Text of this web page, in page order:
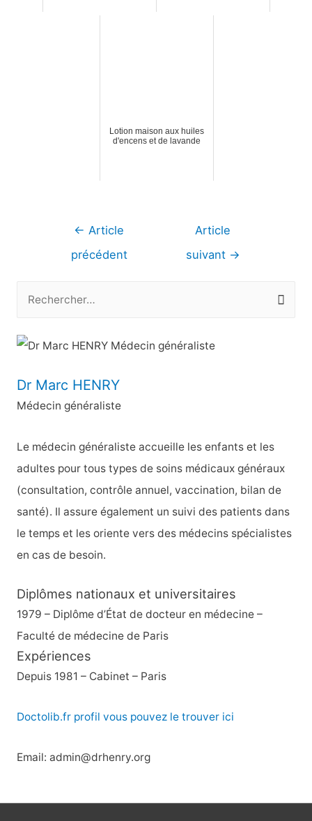
Lotion maison aux huiles
d'encens et de lavande
Navigation
← Article
précédent
Article
suivant →
c
e
r
h
e
r
:
Dr Marc HENRY
Médecin généraliste
Le médecin généraliste accueille les enfants et les
adultes pour tous types de soins médicaux généraux
(consultation, contrôle annuel, vaccination, bilan de
santé). Il assure également un suivi des patients dans
le temps et les oriente vers des médecins spécialistes
en cas de besoin.
Diplômes nationaux et universitaires
1979 – Diplôme d’État de docteur en médecine –
Faculté de médecine de Paris
Expériences
Depuis 1981 – Cabinet – Paris
Doctolib.fr profil vous pouvez le trouver ici
Email: admin@drhenry.org